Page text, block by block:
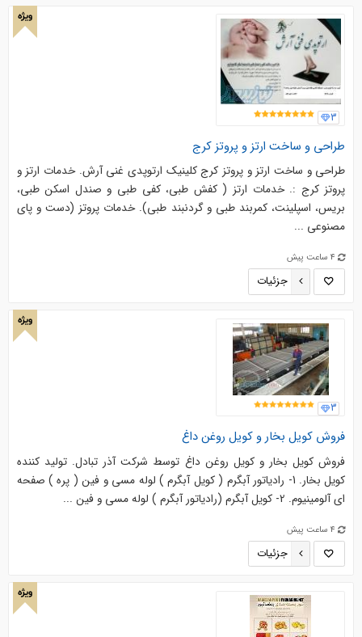
ویژه
3
طراحی و ساخت ارتز و پروتز کرج
طراحی و ساخت ارتز و پروتز کرج کلینیک ارتوپدی غنی آرش. خدمات ارتز و
پروتز کرج :. خدمات ارتز ( کفش طبی، کفی طبی و صندل اسکن طبی،
بریس، اسپلینت، کمربند طبی و گردنبند طبی). خدمات پروتز (دست و پای
مصنوعی ...
4 ساعت پیش
جزئیات
ویژه
3
فروش کویل بخار و کویل روغن داغ
فروش کویل بخار و کویل روغن داغ توسط شرکت آذر تبادل. تولید کننده
کویل بخار. 1- رادیاتور آبگرم ( کویل آبگرم ) لوله مسی و فین ( پره ) صفحه
ای آلومینیوم. 2- کویل آبگرم (رادیاتور آبگرم ) لوله مسی و فین ...
4 ساعت پیش
جزئیات
ویژه